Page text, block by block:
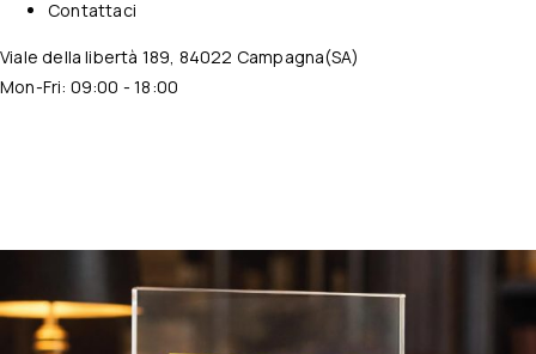
Contattaci
Viale della libertà 189, 84022 Campagna(SA)
Mon-Fri: 09:00 - 18:00